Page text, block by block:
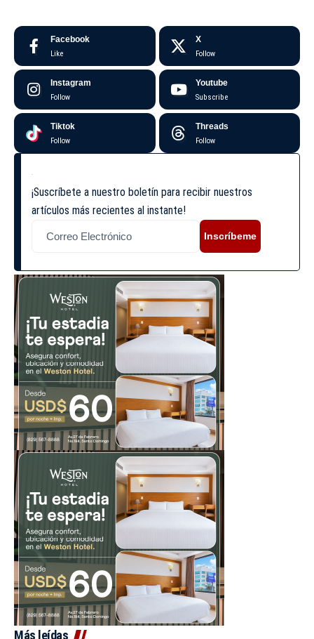
Facebook
Like
X
Follow
Instagram
Follow
Youtube
Subscribe
Tiktok
Follow
Threads
Follow
¡Suscríbete a nuestro boletín para recibir nuestros
artículos más recientes al instante!
Inscríbeme
Más leídas